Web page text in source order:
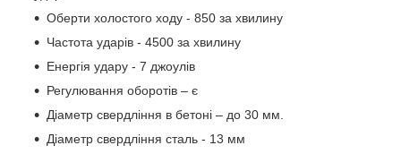
Оберти холостого ходу - 850 за хвилину
Частота ударів - 4500 за хвилину
Енергія удару - 7 джоулів
Регулювання оборотів – є
Діаметр свердління в бетоні – до 30 мм.
Діаметр свердління сталь - 13 мм